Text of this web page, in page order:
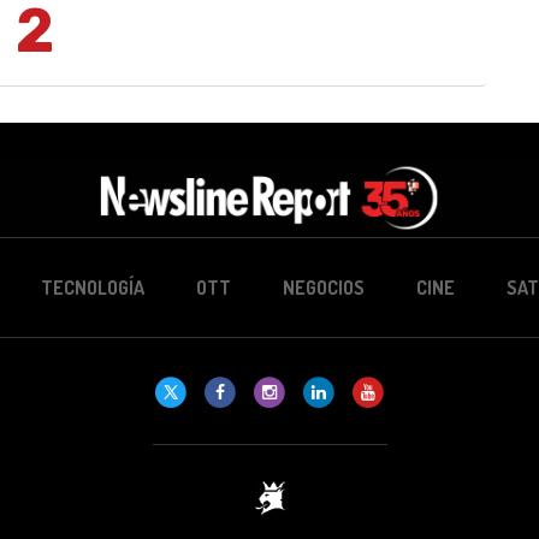
2
TECNOLOGÍA OTT NEGOCIOS CINE